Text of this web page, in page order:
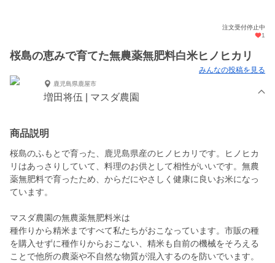
注文受付停止中
1
桜島の恵みで育てた無農薬無肥料白米ヒノヒカリ
みんなの投稿を見る
鹿児島県鹿屋市
増田将伍 | マスダ農園
商品説明
桜島のふもとで育った、鹿児島県産のヒノヒカリです。ヒノヒカ
リはあっさりしていて、料理のお供として相性がいいです。無農
薬無肥料で育ったため、からだにやさしく健康に良いお米になっ
ています。
マスダ農園の無農薬無肥料米は
種作りから精米まですべて私たちがおこなっています。市販の種
を購入せずに種作りからおこない、精米も自前の機械をそろえる
ことで他所の農薬や不自然な物質が混入するのを防いでいます。